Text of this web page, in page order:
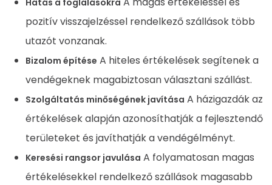
Hatás a foglalásokra
pozitív visszajelzéssel rendelkező szállások több
utazót vonzanak.
Bizalom építése A hiteles értékelések segítenek a
vendégeknek magabiztosan választani szállást.
Szolgáltatás minőségének javítása A házigazdák az
értékelések alapján azonosíthatják a fejlesztendő
területeket és javíthatják a vendégélményt.
Keresési rangsor javulása A folyamatosan magas
értékelésekkel rendelkező szállások magasabb